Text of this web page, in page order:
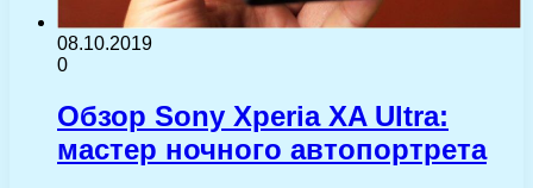
08.10.2019
0
Обзор Sony Xperia XA Ultra:
мастер ночного автопортрета